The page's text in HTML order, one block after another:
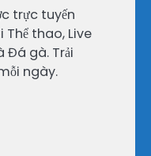
trực tuyến
Thể thao, Live
Đá gà. Trải
ngày.